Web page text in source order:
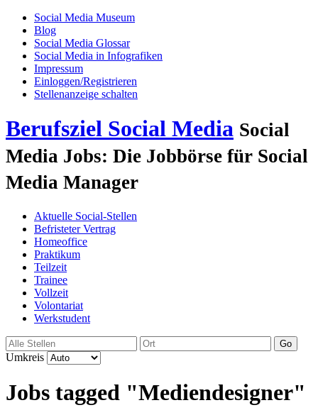
Social Media Museum
Blog
Social Media Glossar
Social Media in Infografiken
Impressum
Einloggen/Registrieren
Stellenanzeige schalten
Berufsziel Social Media Social
Media Jobs: Die Jobbörse für Social
Media Manager
Aktuelle Social-Stellen
Befristeter Vertrag
Homeoffice
Praktikum
Teilzeit
Trainee
Vollzeit
Volontariat
Werkstudent
Go
Umkreis
Jobs tagged "Mediendesigner"